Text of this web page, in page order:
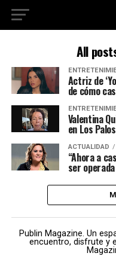
All
Actriz de
de cómo
Valentina
en Los
ACTUALIDAD
“Ahora a
ser
Publin Magazine. Un
encuentro, disfrute y